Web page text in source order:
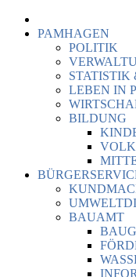
PAMHAGEN
POLITIK
STATISTIK
LEBEN IN
BILDUNG
BAUAMT